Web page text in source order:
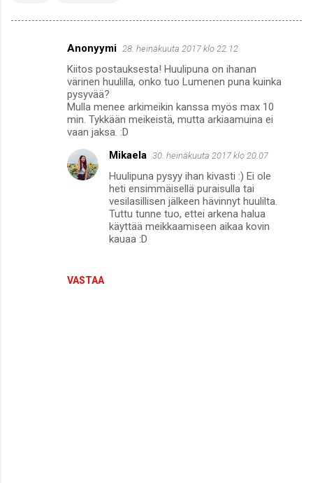
Anonyymi 28. heinäkuuta 2017 klo 22.12
Kiitos postauksesta! Huulipuna on ihanan
värinen huulilla, onko tuo Lumenen puna kuinka
pysyvää?
Mulla menee arkimeikin kanssa myös max 10
min. Tykkään meikeistä, mutta arkiaamuina ei
vaan jaksa. :D
VASTAA
Mikaela 30. heinäkuuta 2017 klo 20.07
Huulipuna pysyy ihan kivasti :) Ei ole
heti ensimmäisellä puraisulla tai
vesilasillisen jälkeen hävinnyt huulilta.
Tuttu tunne tuo, ettei arkena halua
käyttää meikkaamiseen aikaa kovin
kauaa :D